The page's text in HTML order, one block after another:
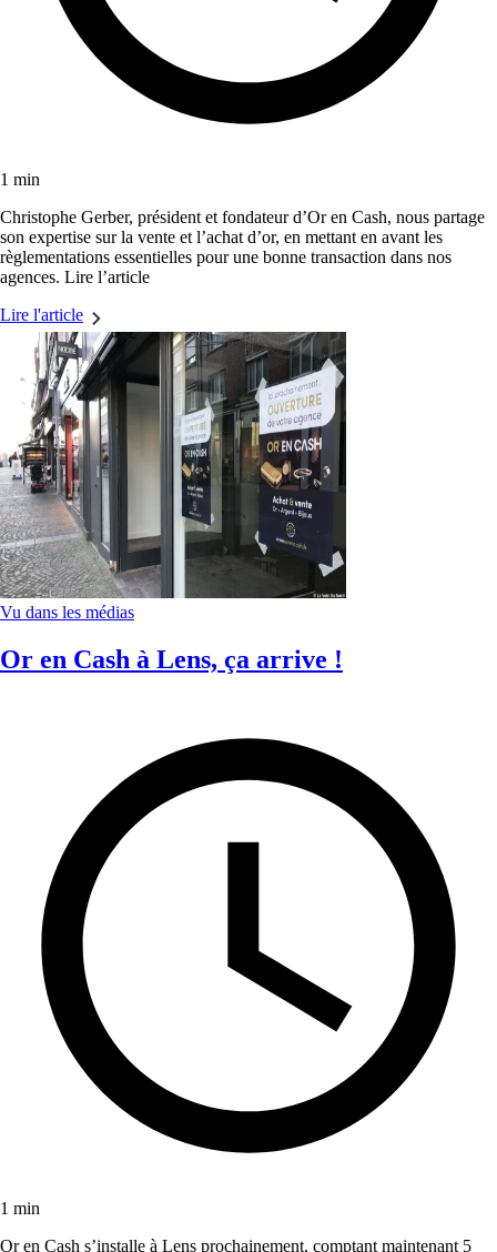
1 min
Christophe Gerber, président et fondateur d’Or en Cash, nous partage
son expertise sur la vente et l’achat d’or, en mettant en avant les
règlementations essentielles pour une bonne transaction dans nos
agences. Lire l’article
Lire l'article
Vu dans les médias
Or en Cash à Lens, ça arrive !
1 min
Or en Cash s’installe à Lens prochainement, comptant maintenant 5